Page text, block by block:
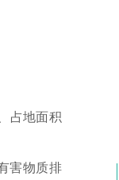
占地面积
害物质排